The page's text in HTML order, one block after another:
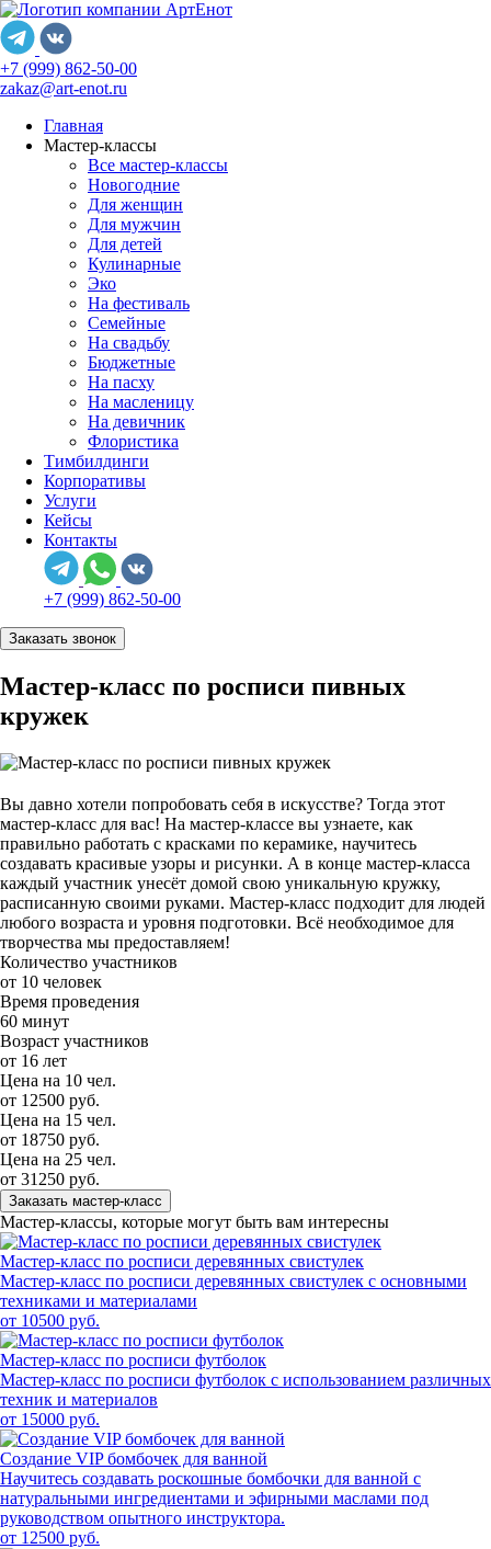
+7 (999) 862-50-00
zakaz@art-enot.ru
Главная
Мастер-классы
Все мастер-классы
Новогодние
Для женщин
Для мужчин
Для детей
Кулинарные
Эко
На фестиваль
Семейные
На свадьбу
Бюджетные
На пасху
На масленицу
На девичник
Флористика
Тимбилдинги
Корпоративы
Услуги
Кейсы
Контакты
+7 (999) 862-50-00
Заказать звонок
Мастер-класс по росписи пивных
кружек
Вы давно хотели попробовать себя в искусстве? Тогда этот
мастер-класс для вас! На мастер-классе вы узнаете, как
правильно работать с красками по керамике, научитесь
создавать красивые узоры и рисунки. А в конце мастер-класса
каждый участник унесёт домой свою уникальную кружку,
расписанную своими руками. Мастер-класс подходит для людей
любого возраста и уровня подготовки. Всё необходимое для
творчества мы предоставляем!
Количество участников
от 10 человек
Время проведения
60 минут
Возраст участников
от 16 лет
Цена на 10 чел.
от 12500 руб.
Цена на 15 чел.
от 18750 руб.
Цена на 25 чел.
от 31250 руб.
Заказать мастер-класс
Мастер-классы, которые могут быть вам интересны
Мастер-класс по росписи деревянных свистулек
Мастер-класс по росписи деревянных свистулек с основными
техниками и материалами
от 10500 руб.
Мастер-класс по росписи футболок
Мастер-класс по росписи футболок с использованием различных
техник и материалов
от 15000 руб.
Создание VIP бомбочек для ванной
Научитесь создавать роскошные бомбочки для ванной с
натуральными ингредиентами и эфирными маслами под
руководством опытного инструктора.
от 12500 руб.